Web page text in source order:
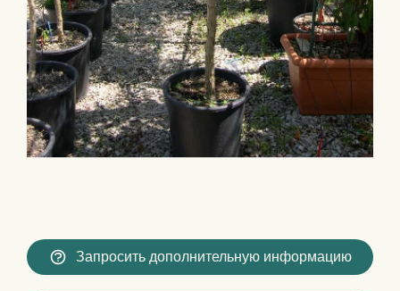
Запросить дополнительную информацию